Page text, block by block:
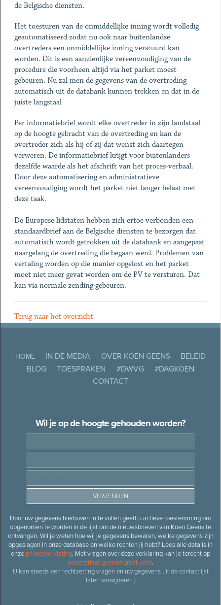
de Belgische diensten.
Het toesturen van de onmiddellijke inning wordt volledig
geautomatiseerd zodat nu ook naar buitenlandse
overtreders een onmiddellijke inning verstuurd kan
worden. Dit is een aanzienlijke vereenvoudiging van de
procedure die voorheen altijd via het parket moest
gebeuren. Nu zal men de gegevens van de overtreding
automatisch uit de databank kunnen trekken en dat in de
juiste langstaal
Per informatiebrief wordt elke overtreder in zijn landstaal
op de hoogte gebracht van de overtreding en kan de
overtreder zich als hij of zij dat wenst zich daartegen
verweren. De informatiebrief krijgt voor buitenlanders
dezelfde waarde als het afschrift van het proces-verbaal.
Door deze automatisering en administratieve
vereenvoudiging wordt het parket niet langer belast met
deze taak.
De Europese lidstaten hebben zich ertoe verbonden een
standaardbrief aan de Belgische diensten te bezorgen dat
automatisch wordt getrokken uit de databank en aangepast
naargelang de overtreding die begaan werd. Problemen van
vertaling worden op die manier opgelost en het parket
moet niet meer gevat worden om de PV te versturen. Dat
kan via normale zending gebeuren.
Terug naar het overzicht
HOME IN DE MEDIA OVER KOEN GEENS
BELEID
BLOG
TOESPRAKEN #DWVG
#DAGKOEN
CONTACT
Wil je op de hoogte gehouden worden?
Door uw gegevens hierboven in te vullen geeft u actieve toestemming om
opgenomen te worden in de lijst om de nieuwsbrieven van Koen Geens te
ontvangen. Wil je weten hoe wij je gegevens bewaren, welke gegevens zijn
opgeslagen in onze database en welke rechten jij hebt? Lees alle details in
onze privacyverklaring. Met vragen over deze verklaring kan je terecht op
secretariaat.geens@gmail.com.
U kan steeds een rechtzetting vragen en uw gegevens uit de contactlijst
laten verwijderen.)